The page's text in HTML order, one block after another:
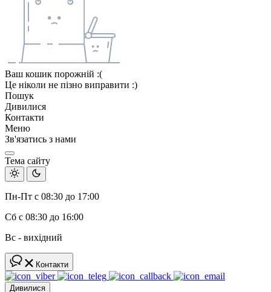
Ваш кошик порожній :(
Це ніколи не пізно виправити :)
Пошук
Дивилися
Контакти
Меню
Зв'язатись з нами
Тема сайту
Пн-Пт с 08:30 до 17:00
Сб с 08:30 до 16:00
Вс - вихідний
Контакти
Дивилися